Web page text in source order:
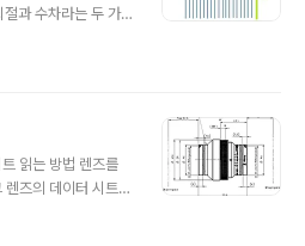
과 수차라는 두 가
진행하는 고유 특성
모든 점이 상면의
으로 설계를 하였으
즈 사이의 간격, 조
입자성과 파동성을
읽는 방법 렌즈를
렌즈의 데이터 시트
해 보이는 데이터 시